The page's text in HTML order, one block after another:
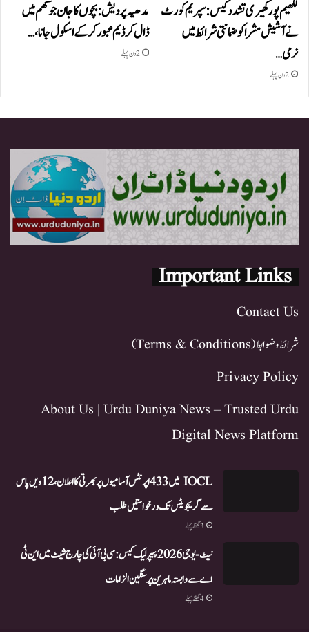
لکھیم پور کھیری تشدد کیس: سپریم کورٹ
نے آشیش مشرا کو ضمانتی شرائط میں
نرمی…
2 دن پہلے
مدھیہ پردیش: بچوں کا جان جوکھم میں
ڈال کر ڈیم عبور کر کے اسکول جانا،…
2 دن پہلے
Important Links
Contact Us
شرائط و ضوابط (Terms & Conditions)
Privacy Policy
About Us | Urdu Duniya News – Trusted Urdu
Digital News Platform
IOCL میں 433 اپرنٹس آسامیوں پر بھرتی کا اعلان، 12ویں پاس
سے گریجویٹس تک درخواستیں طلب
3 گھنٹے پہلے
نیٹ-یو جی 2026 پیپر لیک کیس: سی بی آئی کی چارج شیٹ میں این ٹی
اے سے وابستہ ماہرین پر سنگین الزامات
4 گھنٹے پہلے